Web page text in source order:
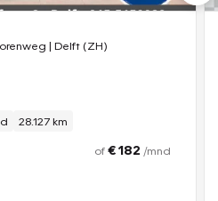
| Delft (ZH)
28.127 km
of€ 182 /mnd